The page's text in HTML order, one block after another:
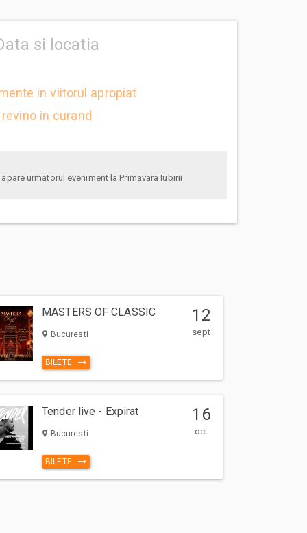
si locatia
in viitorul apropiat
revino in curand
anunta-ma pe email cand apare urmatorul eveniment la Primavara Iubirii
MASTERS OF CLASSIC
Bucuresti
BILETE
12
sept
Tender live - Expirat
Bucuresti
BILETE
16
oct